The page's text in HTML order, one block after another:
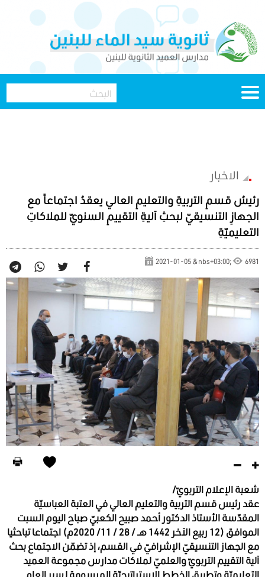
الاخبار
رئيسُ قسمِ التربيةِ والتعليمِ العالي يعقدُ اجتماعاً مع
الجهازِ التنسيقيّ لبحثِ آليةِ التقييمِ السنويّ للملاكاتِ
التعليميّةِ
2021-01-05 &nbs+03:00; 6981
شعبة الإعلام التربويّ/
عقد رئيس قسم التربية والتعليم العالي في العتبة العباسيّة
المقدّسة الأستاذ الدكتور أحمد صبيح الكعبيّ صباح اليوم السبت
الموافق (12 ربيع الآخر 1442 هـ / 28 / 11/ 2020م) اجتماعا تباحثيا
مع الجهاز التنسيقيّ الإشرافيّ في القسم، إذ تضمّن الاجتماع بحث
آلية التقييم التربويّ والعلميّ لملاكات مدارس مجموعة العميد